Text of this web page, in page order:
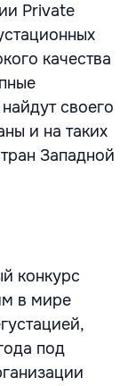
Private
качества
своего
и на таких
Западной
конкурс
в мире
под